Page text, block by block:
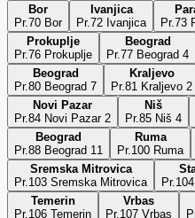
Bor
Pr.70 Bor
Ivanjica
Pr.72 Ivanjica
Pr.73
Prokuplje
Pr.76 Prokuplje
Beograd
Pr.77 Beograd 4
Beograd
Pr.80 Beograd 7
Kraljevo
Pr.81 Kraljevo 2
Novi Pazar
Pr.84 Novi Pazar 2
Niš
Pr.85 Niš 4
Beograd
Pr.88 Beograd 11
Ruma
Pr.100 Ruma
Sremska Mitrovica
Pr.103 Sremska Mitrovica
Temerin
Pr.106 Temerin
Vrbas
Pr.107 Vrbas